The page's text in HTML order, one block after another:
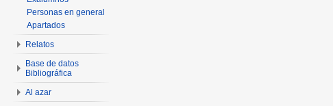
Personas en general
Apartados
Relatos
Base de datos
Bibliográfica
Al azar